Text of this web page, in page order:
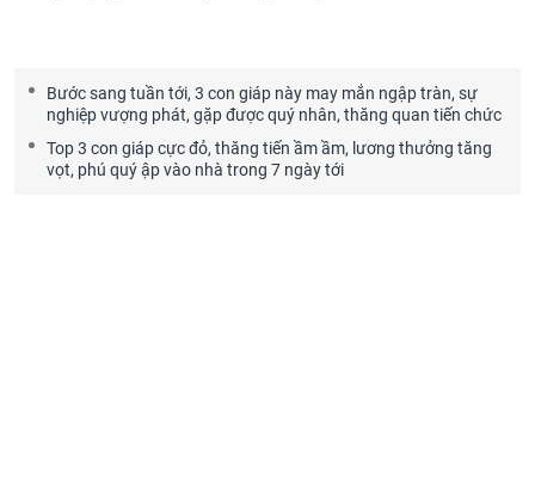
Bước sang tuần tới, 3 con giáp này may mắn ngập tràn, sự
nghiệp vượng phát, gặp được quý nhân, thăng quan tiến chức
Top 3 con giáp cực đỏ, thăng tiến ầm ầm, lương thưởng tăng
vọt, phú quý ập vào nhà trong 7 ngày tới